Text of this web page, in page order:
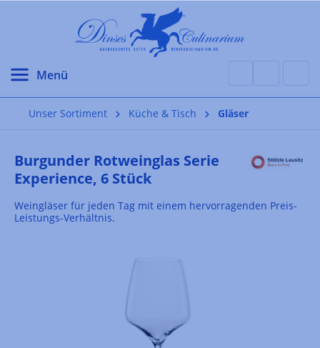
Unser Sortiment Küche & Tisch Gläser
Burgunder Rotweinglas Serie
Experience, 6 Stück
Weingläser für jeden Tag mit einem hervorragenden Preis-
Leistungs-Verhältnis.